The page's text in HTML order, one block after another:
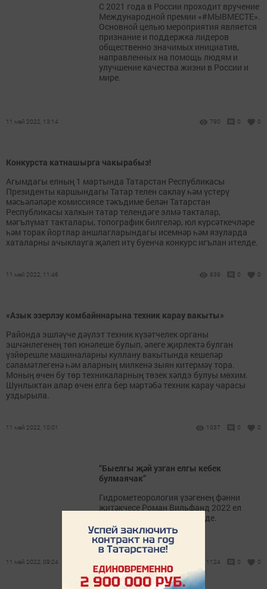
С 2021 года в России проходит вручение
Международной премии «#МЫВМЕСТЕ».
Основной целью мероприятия является
признание и поддержка лидеров
общественно значимых инициатив,
направленных на помощь людям и
улучшение качества жизни в России и
мире.
11 май 2022, 13:14 790 0 0
Конкурста катнашырга чакырабыз!
Агымдагы елның 1 мартында Татарстан Республикасы
Президенты каршындагы Татар телен саклау һәм үстерү
мәсьәләләре комиссиясе тәкъдиме белән Татарстан
Республикасы халкын татар телендәге элмә такталар,
мәгълүмат такталары, топографик билгеләр, юл күрсәткечләре
һәм торак йортлар аншлагларындагы исемнәр һәм язуларда
хаталарны ачыклауга җәлеп итү буенча конкурс игълан ителде.
11 май 2022, 11:46 839 0 0
«Азык эзерлэу комбайннарына техник карау вакыты»
Районда эшләүче дәүлэт техник күзәтчелек органы
эшчәнлегенең төп юнәлеше булып, әлеге җирлектә булган
үзйөрешле машиналарны куллану вакытында кешеләр
сәламәтлегенә һәм аларның милкенә зыян китермәү тора.
Моның өчен бу төр техникаларның төзек хәлдэ булуы мөхим.
Шунлыктан алар өчен елга бер мәртәбә техник карау чарасы
уздырыла.
11 май 2022, 10:01 1037 0 0
“Быелгы җәй узган елгы кебек
булмаячак”
Гидрометеорология үзәгенең фәнни
җитәкчесе Роман Вильфанд 2022 ел
җәенә фаразларын җиткерде.
11 май 2022, 09:24 1124 0 0